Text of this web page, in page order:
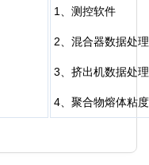
1、测控软件
2、混合器数据处
3、挤出机数据处
4、聚合物熔体粘